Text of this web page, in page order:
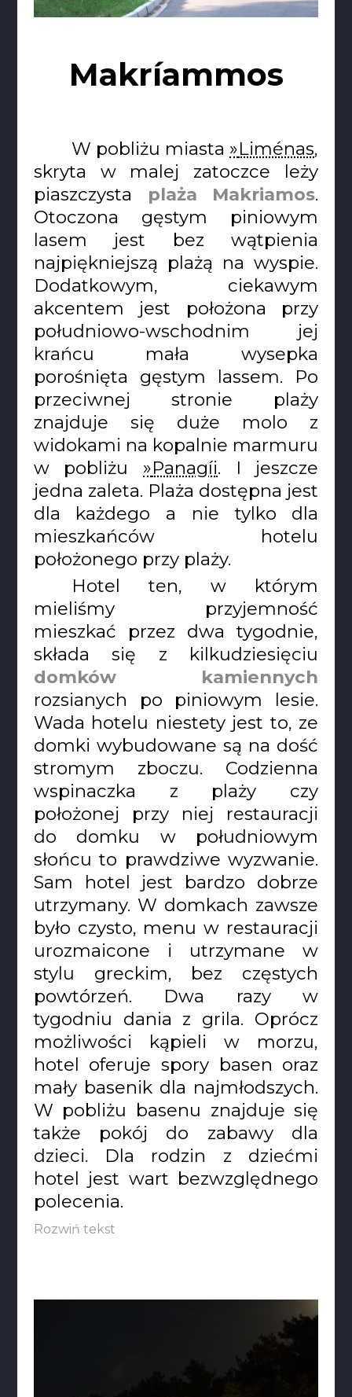
Makríammos
W pobliżu miasta Liménas,
skryta w malej zatoczce leży
piaszczysta plaża Makriamos.
Otoczona gęstym piniowym
lasem jest bez wątpienia
najpiękniejszą plażą na wyspie.
Dodatkowym, ciekawym
akcentem jest położona przy
południowo-wschodnim jej
krańcu mała wysepka
porośnięta gęstym lassem. Po
przeciwnej stronie plaży
znajduje się duże molo z
widokami na kopalnie marmuru
w pobliżu
Panagíi. I jeszcze
jedna zaleta. Plaża dostępna jest
dla każdego a nie tylko dla
mieszkańców hotelu
położonego przy plaży.
Hotel ten, w którym
mieliśmy przyjemność
mieszkać przez dwa tygodnie,
składa się z kilkudziesięciu
domków kamiennych
rozsianych po piniowym lesie.
Wada hotelu niestety jest to, ze
domki wybudowane są na dość
stromym zboczu. Codzienna
wspinaczka z plaży czy
położonej przy niej restauracji
do domku w południowym
słońcu to prawdziwe wyzwanie.
Sam hotel jest bardzo dobrze
utrzymany. W domkach zawsze
było czysto, menu w restauracji
urozmaicone i utrzymane w
stylu greckim, bez częstych
powtórzeń. Dwa razy w
tygodniu dania z grila. Oprócz
możliwości kąpieli w morzu,
hotel oferuje spory basen oraz
mały basenik dla najmłodszych.
W pobliżu basenu znajduje się
także pokój do zabawy dla
dzieci. Dla rodzin z dziećmi
hotel jest wart bezwzględnego
polecenia.
Rozwiń tekst